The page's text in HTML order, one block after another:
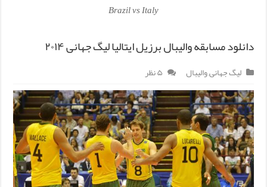
Brazil vs Italy
دانلود مسابقه والیبال برزیل ایتالیا لیگ جهانی ۲۰۱۴
لیگ جهانی,والیبال ۵ نظر